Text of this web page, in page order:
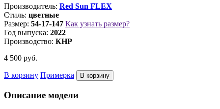
Производитель: Red Sun FLEX
Стиль: цветные
Размер: 54-17-147 Как узнать размер?
Год выпуска: 2022
Производство: КНР
4 500 руб.
В корзину Примерка
Описание модели